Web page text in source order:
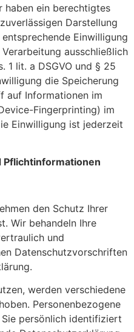
haben ein berechtigtes
Darstellung
Einwilligung
ausschließlich
1 lit. a DSGVO und § 25
die Speicherung
auf Informationen im
Fingerprinting) im
Einwilligung ist jederzeit
Pflicht­informationen
den Schutz Ihrer
Wir behandeln Ihre
und
Datenschutzvorschriften
werden verschiedene
Personenbezogene
persönlich identifiziert